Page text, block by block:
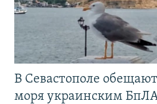
В Севастополе
моря украинским